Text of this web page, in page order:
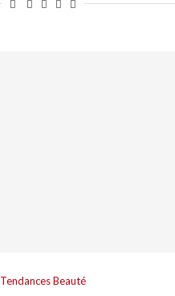
Tendances Beauté